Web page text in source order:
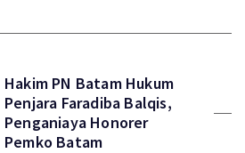
Hakim PN Batam Hukum
Penjara Faradiba Balqis,
Penganiaya Honorer
Pemko Batam